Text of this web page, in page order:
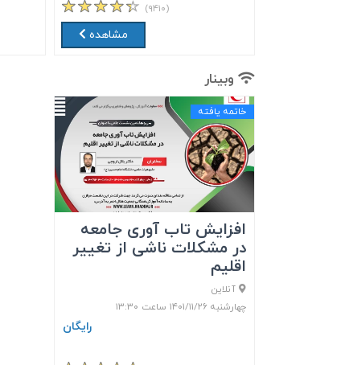
(۹۴۱۰)
مشاهده
وبینار
خاتمه یافته
افزایش تاب آوری جامعه
در مشکلات ناشی از تغییر
اقلیم
آنلاین
چهارشنبه ۱۴۰۱/۱۱/۲۶ ساعت ۱۳:۳۰
رایگان